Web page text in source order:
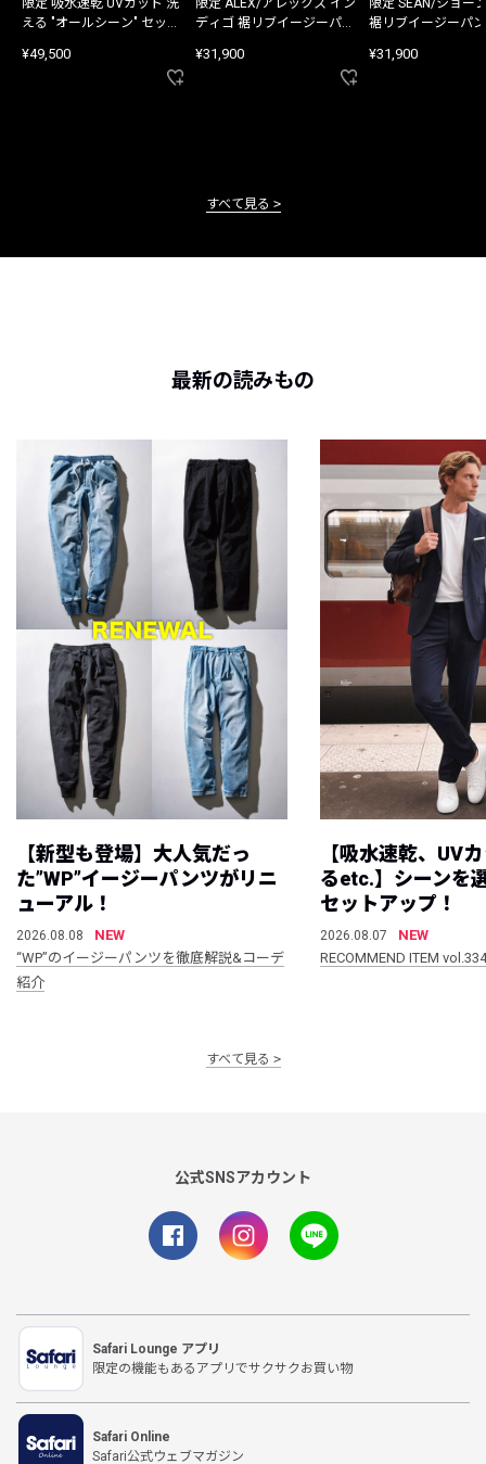
える "オールシーン" セット
¥49,500
ディゴ 裾リブイージーパン
¥31,900
裾リブイージーパ
¥31,900
すべて見る
最新の読みもの
【新型も登場】大人気だっ
た”WP”イージーパンツがリニ
ューアル！
2026.08.08
NEW
“WP”のイージーパンツを徹底解説&コーデ
紹介
【吸水速乾、UV
るetc.】シーンを
セットアップ！
2026.08.07
NEW
RECOMMEND ITEM vol.334
すべて見る
公式SNSアカウント
Safari Lounge アプリ
限定の機能もあるアプリでサクサクお買い物
Safari Online
Safari公式ウェブマガジン